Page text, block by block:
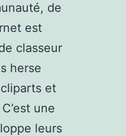
de
est
classeur
herse
et
une
leurs